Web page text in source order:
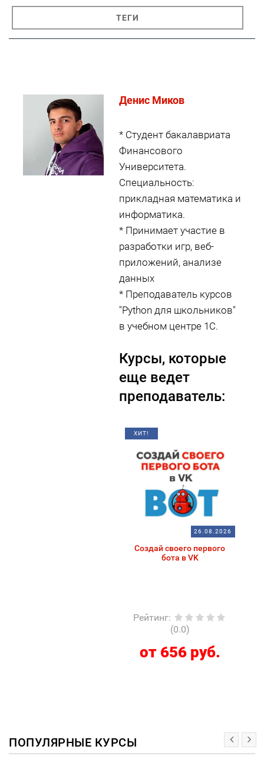
ТЕГИ
Денис Миков
* Студент бакалавриата
Финансового
Университета.
Специальность:
прикладная математика и
информатика.
* Принимает участие в
разработки игр, веб-
приложений, анализе
данных
* Преподаватель курсов
"Python для школьников"
в учебном центре 1С.
Курсы, которые
еще ведет
преподаватель:
ХИТ!
26.08.2026
Создай своего первого
бота в VK
Рейтинг:
(0.0)
от 656 руб.
ПОПУЛЯРНЫЕ КУРСЫ